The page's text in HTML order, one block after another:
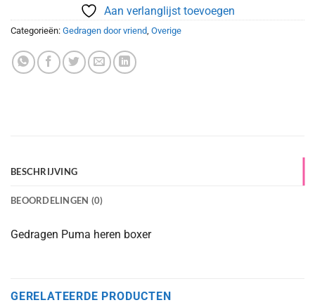
€20.00.€15.00.
Aan verlanglijst toevoegen
Categorieën: Gedragen door vriend, Overige
BESCHRIJVING
BEOORDELINGEN (0)
Gedragen Puma heren boxer
GERELATEERDE PRODUCTEN